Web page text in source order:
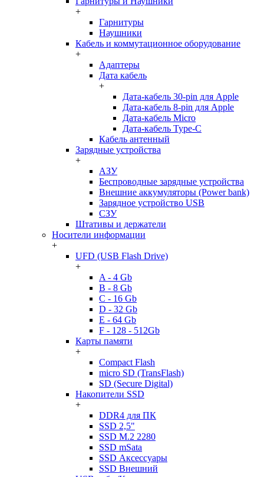
+
Гарнитуры
Наушники
Кабель и коммутационное оборудование
+
Адаптеры
Дата кабель
+
Дата-кабель 30-pin для Apple
Дата-кабель 8-pin для Apple
Дата-кабель Micro
Дата-кабель Type-C
Кабель антенный
Зарядные устройства
+
АЗУ
Беспроводные зарядные устройства
Внешние аккумуляторы (Power bank)
Зарядное устройство USB
СЗУ
Штативы и держатели
Носители информации
+
UFD (USB Flash Drive)
+
A - 4 Gb
B - 8 Gb
C - 16 Gb
D - 32 Gb
E - 64 Gb
F - 128 - 512Gb
Карты памяти
+
Compact Flash
micro SD (TransFlash)
SD (Secure Digital)
Накопители SSD
+
DDR4 для ПК
SSD 2,5"
SSD M.2 2280
SSD mSata
SSD Аксессуары
SSD Внешний